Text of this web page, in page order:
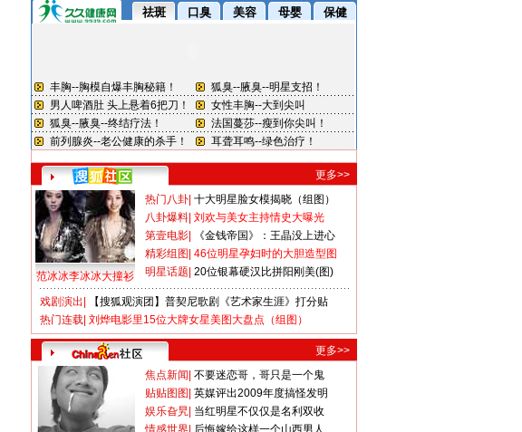
更多>>
范冰冰李冰冰大撞衫
热门八卦 十大明星脸女模揭晓（组图）
八卦爆料 刘欢与美女主持情史大曝光
第壹电影
《金钱帝国》：王晶没上进心
精彩组图 46位明星孕妇时的大胆造型图
明星话题 20位银幕硬汉比拼阳刚美(图)
戏剧演出
【搜狐观演团】普契尼歌剧《艺术家生涯》打分贴
热门连载 刘烨电影里15位大牌女星美图大盘点（组图）
更多>>
焦点新闻 不要迷恋哥，哥只是一个鬼
贴贴图图 英媒评出2009年度搞怪发明
娱乐旮旯 当红明星不仅仅是名利双收
情感世界 后悔嫁给这样一个山西男人